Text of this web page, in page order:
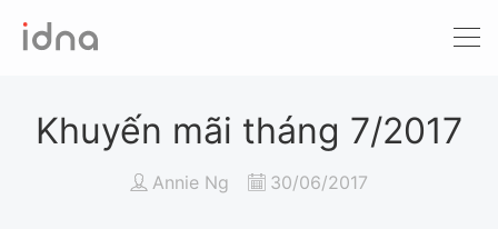
Xét nghiệm ADN
Sàng lọc trước sinh
Khuyến mãi tháng 7/2017
Annie Ng 30/06/2017